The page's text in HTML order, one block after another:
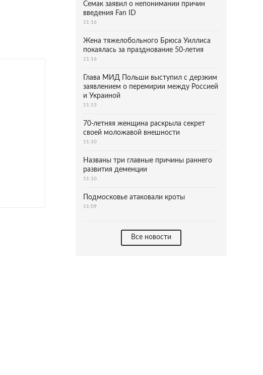
Семак заявил о непонимании причин
введения Fan ID
11:16
Жена тяжелобольного Брюса Уиллиса
покаялась за празднование 50-летия
11:16
Глава МИД Польши выступил с дерзким
заявлением о перемирии между Россией
и Украиной
11:13
70-летняя женщина раскрыла секрет
своей моложавой внешности
11:10
Названы три главные причины раннего
развития деменции
11:10
Подмосковье атаковали кроты
11:09
Все новости